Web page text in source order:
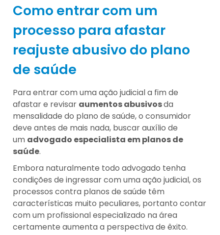
Como entrar com um
processo para afastar
reajuste abusivo do plano
de saúde
Para entrar com uma ação judicial a fim de
afastar e revisar aumentos abusivosda
mensalidade do plano de saúde, o consumidor
deve antes de mais nada, buscar auxílio de
um advogado especialista em planos de
saúde.
Embora naturalmente todo advogado tenha
condições de ingressar com uma ação judicial, os
processos contra planos de saúde têm
características muito peculiares, portanto contar
com um profissional especializado na área
certamente aumenta a perspectiva de êxito.